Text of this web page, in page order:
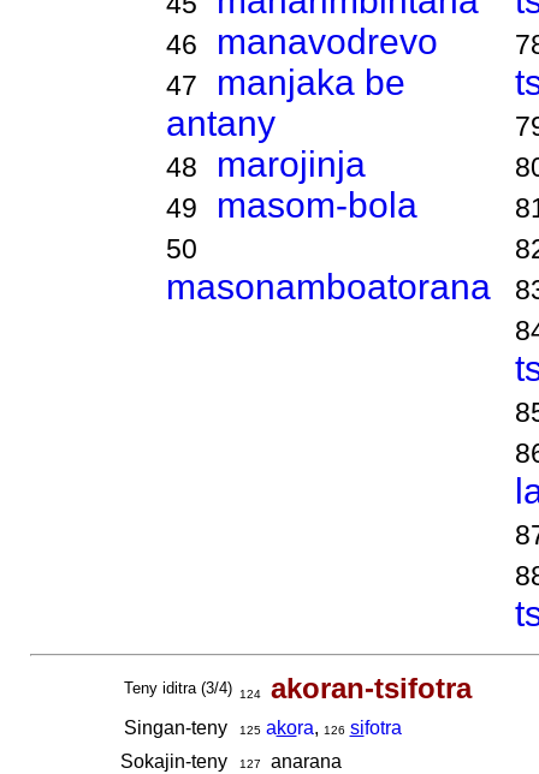
46 manavodrevo
47
manjaka be
antany
48 marojinja
49 masom-bola
50
masonamboatorana
Teny iditra (3/4) 124 akoran-tsifotra
Singan-teny 125 akora, 126 sifotra
Sokajin-teny
127 anarana